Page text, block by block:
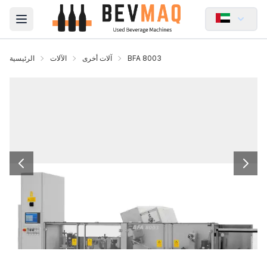
Open main menu
الرئيسية الآلات آلات أخرى BFA 8003